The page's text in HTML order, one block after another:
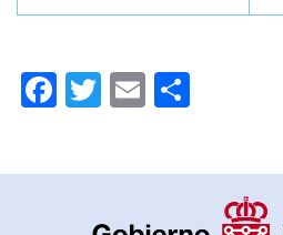
Facebook
Twitter
Email